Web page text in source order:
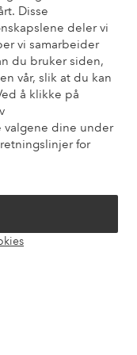
Disse
deler vi
vi samarbeider
du bruker siden,
vår, slik at du kan
å klikke på
valgene dine under
for